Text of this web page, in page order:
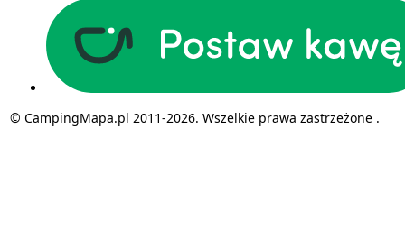
© CampingMapa.pl 2011-2026. Wszelkie prawa zastrzeżone .